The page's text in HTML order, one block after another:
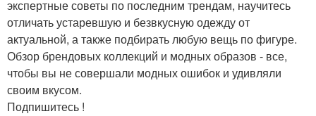
экспертные советы по последним трендам, научитесь
отличать устаревшую и безвкусную одежду от
актуальной, а также подбирать любую вещь по фигуре.
Обзор брендовых коллекций и модных образов - все,
чтобы вы не совершали модных ошибок и удивляли
своим вкусом.
Подпишитесь !